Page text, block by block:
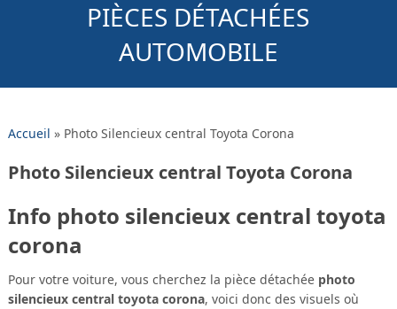
PIÈCES DÉTACHÉES
AUTOMOBILE
Accueil » Photo Silencieux central Toyota Corona
Photo Silencieux central Toyota Corona
Info photo silencieux central toyota
corona
Pour votre voiture, vous cherchez la pièce détachée photo
silencieux central toyota corona, voici donc des visuels où